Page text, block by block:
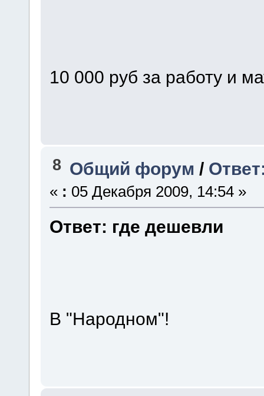
10 000 руб за работу и
8 Общий форум /
« : 05 Декабря 2009, 14:54 »
Ответ: где дешевли
В "Народном"!